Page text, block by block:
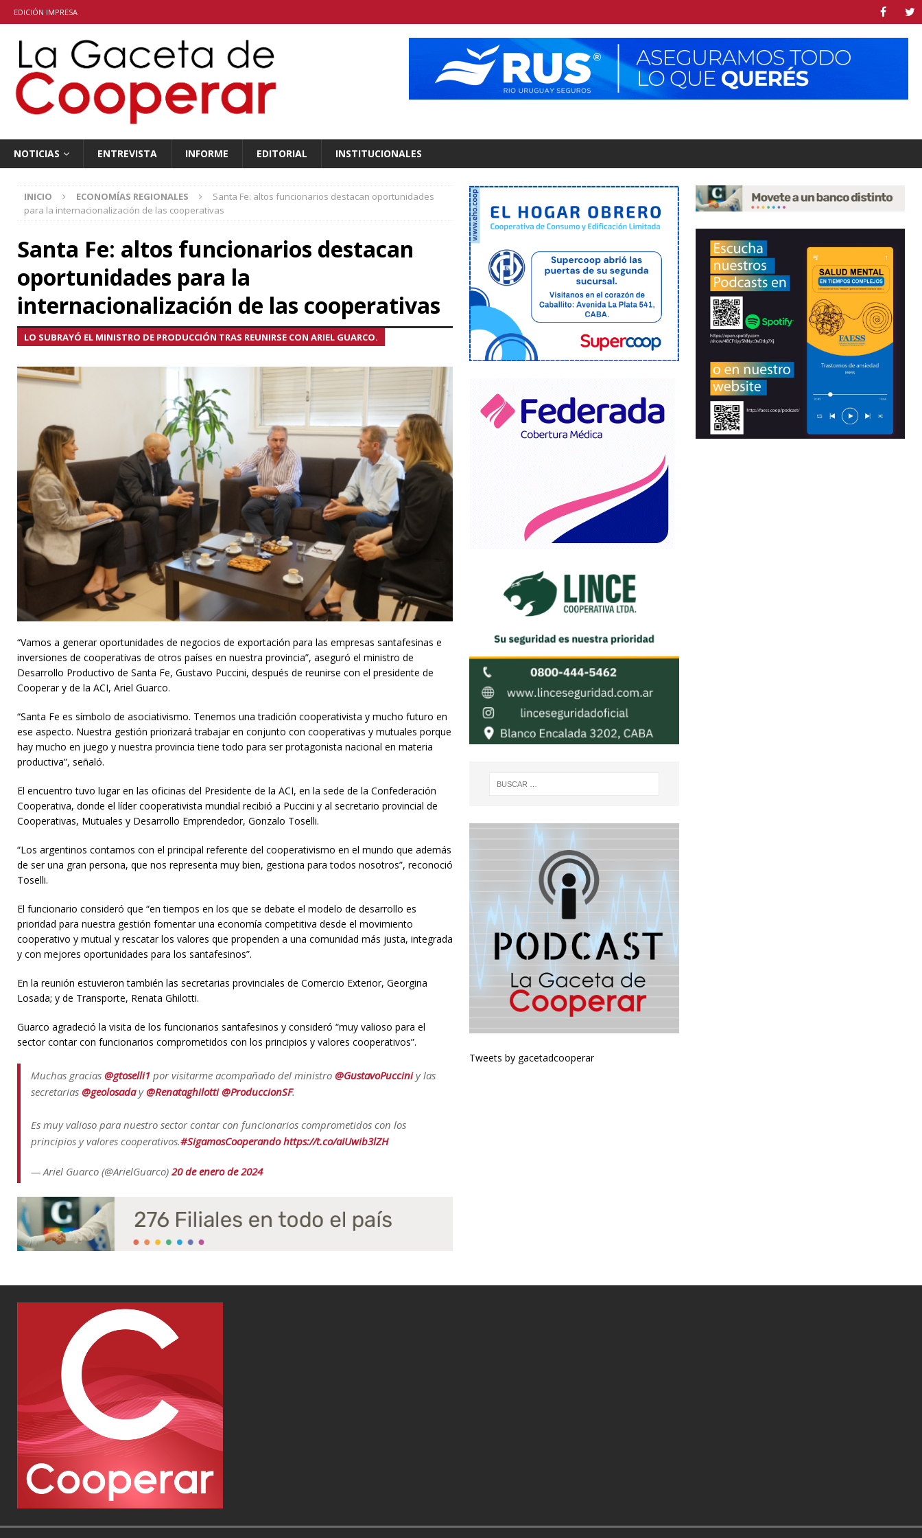
EDICIÓN IMPRESA
NOTICIAS ENTREVISTA INFORME EDITORIAL INSTITUCIONALES
INICIO ECONOMÍAS REGIONALES
Santa Fe: altos funcionarios destacan oportunidades
para la internacionalización de las cooperativas
Santa Fe: altos funcionarios destacan
oportunidades para la
internacionalización de las cooperativas
LO SUBRAYÓ EL MINISTRO DE PRODUCCIÓN TRAS REUNIRSE CON ARIEL GUARCO.
“Vamos a generar oportunidades de negocios de exportación para las empresas santafesinas e
inversiones de cooperativas de otros países en nuestra provincia”, aseguró el ministro de
Desarrollo Productivo de Santa Fe, Gustavo Puccini, después de reunirse con el presidente de
Cooperar y de la ACI, Ariel Guarco.
“Santa Fe es símbolo de asociativismo. Tenemos una tradición cooperativista y mucho futuro en
ese aspecto. Nuestra gestión priorizará trabajar en conjunto con cooperativas y mutuales porque
hay mucho en juego y nuestra provincia tiene todo para ser protagonista nacional en materia
productiva”, señaló.
El encuentro tuvo lugar en las oficinas del Presidente de la ACI, en la sede de la Confederación
Cooperativa, donde el líder cooperativista mundial recibió a Puccini y al secretario provincial de
Cooperativas, Mutuales y Desarrollo Emprendedor, Gonzalo Toselli.
“Los argentinos contamos con el principal referente del cooperativismo en el mundo que además
de ser una gran persona, que nos representa muy bien, gestiona para todos nosotros”, reconoció
Toselli.
El funcionario consideró que “en tiempos en los que se debate el modelo de desarrollo es
prioridad para nuestra gestión fomentar una economía competitiva desde el movimiento
cooperativo y mutual y rescatar los valores que propenden a una comunidad más justa, integrada
y con mejores oportunidades para los santafesinos”.
En la reunión estuvieron también las secretarias provinciales de Comercio Exterior, Georgina
Losada; y de Transporte, Renata Ghilotti.
Guarco agradeció la visita de los funcionarios santafesinos y consideró “muy valioso para el
sector contar con funcionarios comprometidos con los principios y valores cooperativos”.
Muchas gracias @gtoselli1 por visitarme acompañado del ministro @GustavoPucciniy las
secretarias @geolosaday@Renataghilotti @ProduccionSF.
Es muy valioso para nuestro sector contar con funcionarios comprometidos con los
principios y valores cooperativos.#SigamosCooperando https://t.co/aIUwib3lZH
— Ariel Guarco (@ArielGuarco) 20 de enero de 2024
Tweets by gacetadcooperar